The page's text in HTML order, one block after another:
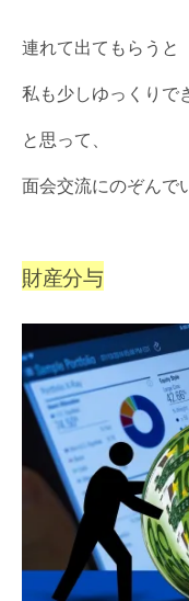
連れて出てもらうと
私も少しゆっくりで
と思って、
面会交流にのぞんで
財産分与